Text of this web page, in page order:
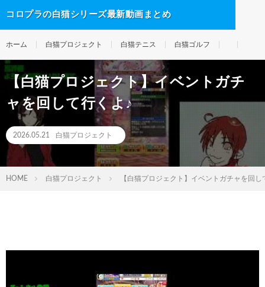
コロプラの白猫シリーズ最新動画まとめ
ホーム 白猫プロジェクト 白猫テニス 白猫ゴルフ
【白猫プロジェクト】イベントガチ
ャを回して行くよ♪
2026.05.21 白猫プロジェクト
HOME 白猫プロジェクト 【白猫プロジェクト】イベントガチャを回し